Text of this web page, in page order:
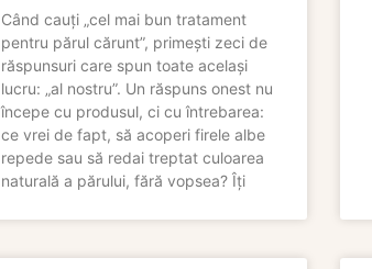
Când cauți „cel mai bun tratament
pentru părul cărunt”, primești zeci de
răspunsuri care spun toate același
lucru: „al nostru”. Un răspuns onest nu
începe cu produsul, ci cu întrebarea:
ce vrei de fapt, să acoperi firele albe
repede sau să redai treptat culoarea
naturală a părului, fără vopsea? Îți